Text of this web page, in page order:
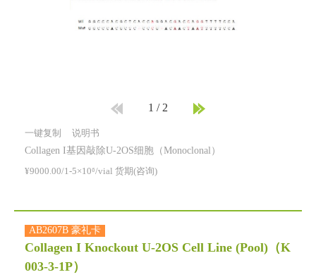
1 /2
一键复制 说明书
Collagen I基因敲除U-2OS细胞（Monoclonal）
¥9000.00/1-5×10⁶/vial 货期(咨询)
AB2607B 豪礼卡
Collagen I Knockout U-2OS Cell Line (Pool) （K
003-3-1P）